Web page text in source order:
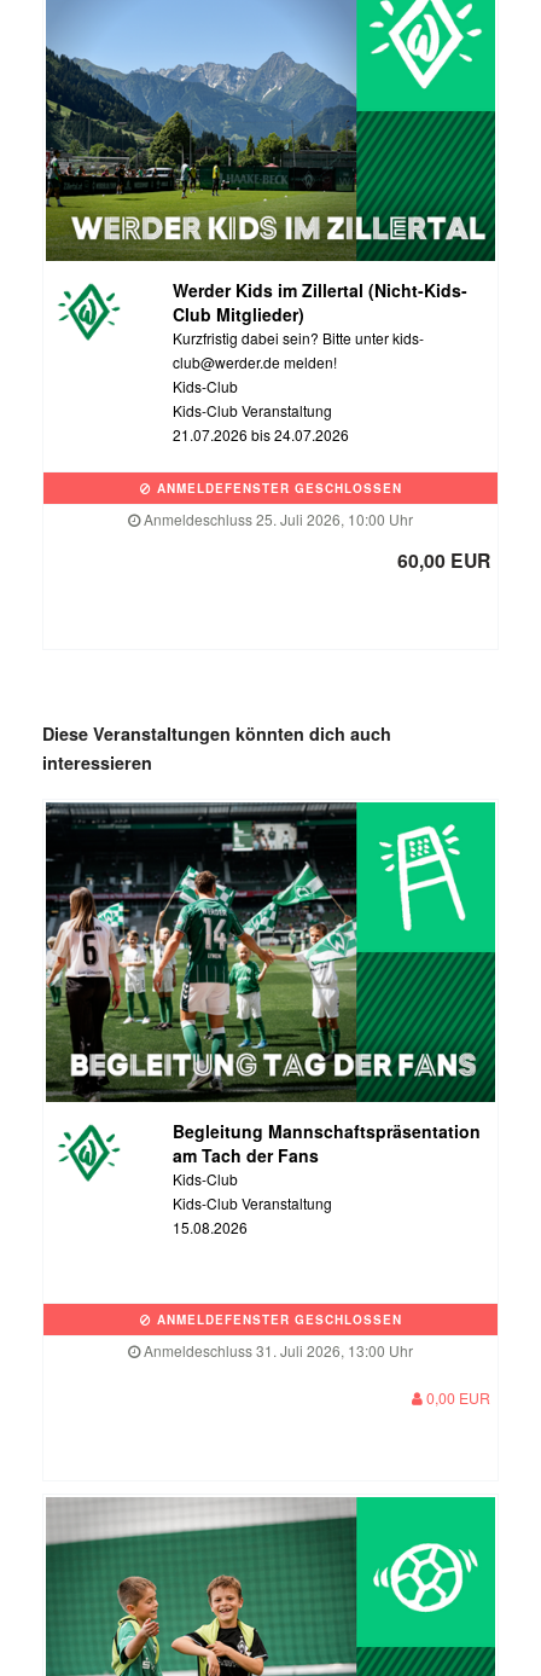
Werder Kids im Zillertal (Nicht-Kids-
Club Mitglieder)
Kurzfristig dabei sein? Bitte unter kids-
club@werder.de melden!
Kids-Club
Kids-Club Veranstaltung
21.07.2026 bis 24.07.2026
ANMELDEFENSTER GESCHLOSSEN
Anmeldeschluss 25. Juli 2026, 10:00 Uhr
60,00 EUR
Diese Veranstaltungen könnten dich auch
interessieren
Begleitung Mannschaftspräsentation
am Tach der Fans
Kids-Club
Kids-Club Veranstaltung
15.08.2026
ANMELDEFENSTER GESCHLOSSEN
Anmeldeschluss 31. Juli 2026, 13:00 Uhr
0,00 EUR